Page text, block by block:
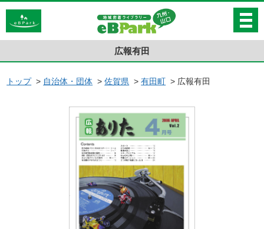
広報有田
トップ> 自治体・団体 >佐賀県 >有田町 > 広報有田